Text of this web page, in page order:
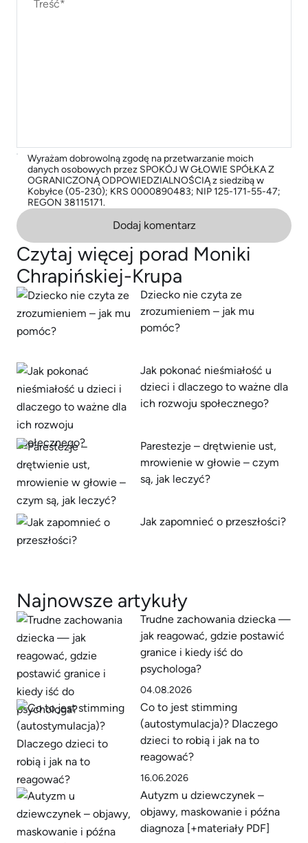
Wyrażam dobrowolną zgodę na przetwarzanie moich
danych osobowych przez SPOKÓJ W GŁOWIE SPÓŁKA Z
OGRANICZONĄ ODPOWIEDZIALNOŚCIĄ z siedzibą w
Kobyłce (05-230); KRS 0000890483; NIP 125-171-55-47;
REGON 38115171.
Dodaj komentarz
Czytaj więcej porad Moniki
Chrapińskiej-Krupa
Dziecko nie czyta ze
zrozumieniem – jak mu
pomóc?
Jak pokonać nieśmiałość u
dzieci i dlaczego to ważne dla
ich rozwoju społecznego?
Parestezje – drętwienie ust,
mrowienie w głowie – czym
są, jak leczyć?
Jak zapomnieć o przeszłości?
Najnowsze artykuły
Trudne zachowania dziecka —
jak reagować, gdzie postawić
granice i kiedy iść do
psychologa?
04.08.2026
Co to jest stimming
(autostymulacja)? Dlaczego
dzieci to robią i jak na to
reagować?
16.06.2026
Autyzm u dziewczynek –
objawy, maskowanie i późna
diagnoza [+materiały PDF]